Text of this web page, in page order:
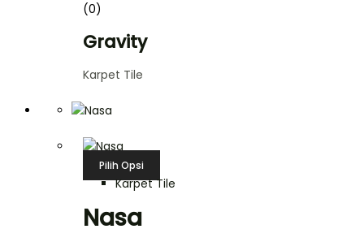
(0)
Gravity
Karpet Tile
Pilih Opsi
Karpet Tile
Nasa